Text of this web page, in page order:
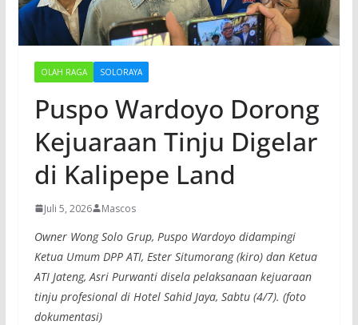
OLAH RAGA SOLORAYA
Puspo Wardoyo Dorong
Kejuaraan Tinju Digelar
di Kalipepe Land
Juli 5, 2026 Mascos
Owner Wong Solo Grup, Puspo Wardoyo didampingi
Ketua Umum DPP ATI, Ester Situmorang (kiro) dan Ketua
ATI Jateng, Asri Purwanti disela pelaksanaan kejuaraan
tinju profesional di Hotel Sahid Jaya, Sabtu (4/7). (foto
dokumentasi)